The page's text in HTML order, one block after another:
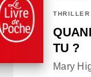
THRILLER
TU ?
Mary